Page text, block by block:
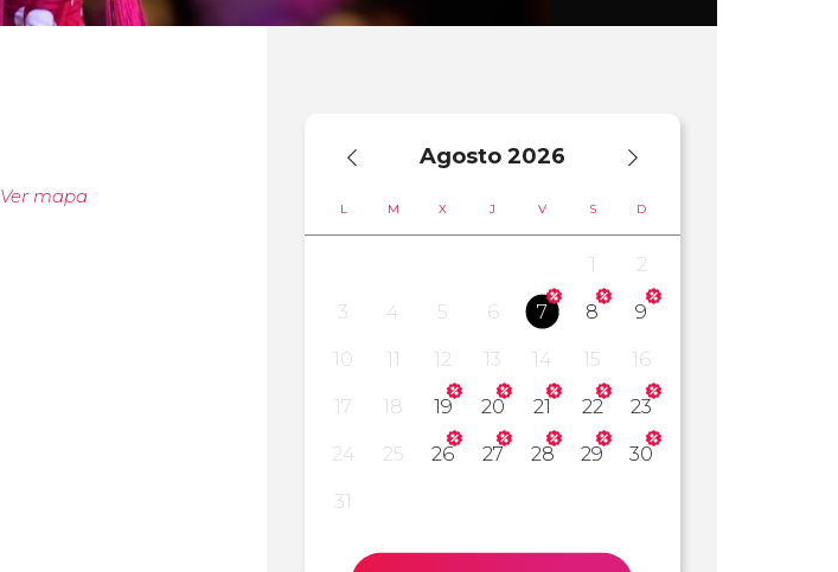
Agosto 2026
L M X J V S D
1
2
3
4 5 6 7 8
9
10
11 12 13 14 15
16
17
18 19 20 21 22
23
24
25 26 27 28 29
30
31
Ver mapa